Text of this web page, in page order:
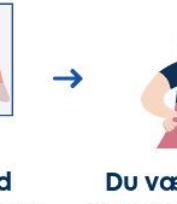
Du